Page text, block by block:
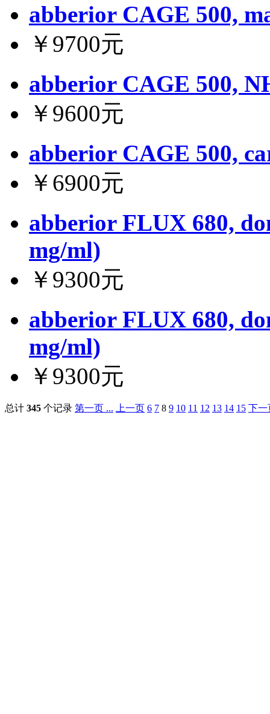
abberior CAGE 500,
￥9700元
abberior CAGE 500,
￥9600元
abberior CAGE 500,
￥6900元
abberior FLUX 680,
mg/ml)
￥9300元
abberior FLUX 680,
mg/ml)
￥9300元
总计 345 个记录 第一页 ... 上一页 6 7 8 9 10 11 12 13 14 15 下一